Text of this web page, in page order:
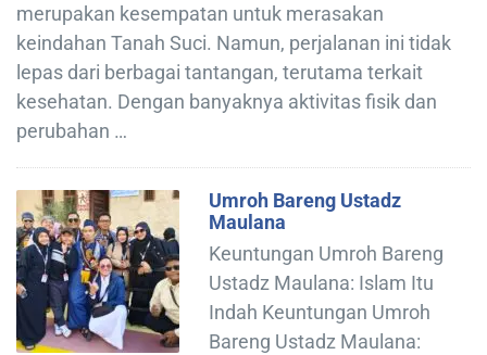
merupakan kesempatan untuk merasakan
keindahan Tanah Suci. Namun, perjalanan ini tidak
lepas dari berbagai tantangan, terutama terkait
kesehatan. Dengan banyaknya aktivitas fisik dan
perubahan …
Umroh Bareng Ustadz
Maulana
Keuntungan Umroh Bareng
Ustadz Maulana: Islam Itu
Indah Keuntungan Umroh
Bareng Ustadz Maulana: